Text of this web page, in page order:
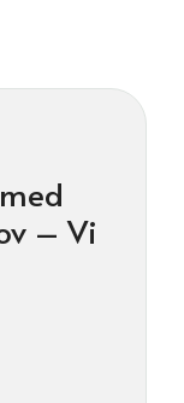
– Vi